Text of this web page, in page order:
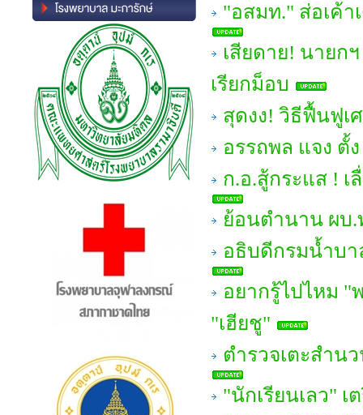
"อสมท." ส่อเค้า
เสียดาย! นายก
เรียกม็อบ
สุดงง! วิธีฟื้นฟูเ
อรรถพล แจง ตั้
ก.อ.สู้กระแส !
ย้อนตำนาน ผบ
อธิบดีกรมน้ำบ
อยากรู้ไปไหม
"เฮียชู"
ตำรวจเตะสำน
"นักเรียนเลว"